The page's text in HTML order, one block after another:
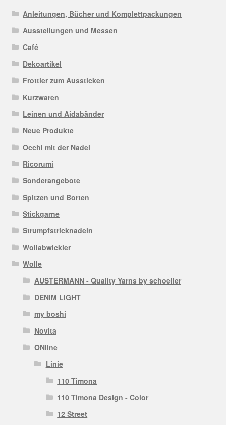
Anleitungen, Bücher und Komplettpackungen
Ausstellungen und Messen
Café
Dekoartikel
Frottier zum Aussticken
Kurzwaren
Leinen und Aidabänder
Neue Produkte
Occhi mit der Nadel
Ricorumi
Sonderangebote
Spitzen und Borten
Stickgarne
Strumpfstricknadeln
Wollabwickler
Wolle
AUSTERMANN - Quality Yarns by schoeller
DENIM LIGHT
my boshi
Novita
ONline
Linie
110 Timona
110 Timona Design - Color
12 Street